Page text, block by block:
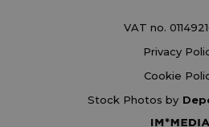
VAT no.
Privacy
Cookie
Stock Photos by